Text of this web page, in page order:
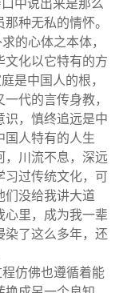
中说出来是那么
种无私的情怀。
的心体之本体，
文化以它特有的方
是中国人的根，
代的言传身教，
识，慎终追远是中
国人特有的人生
，川流不息，深远
习过传统文化，可
们没给我讲大道
心里，成为我一辈
染了这么多年，还
仿佛也遵循着能